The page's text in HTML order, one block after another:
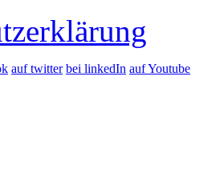
auf twitter bei linkedIn auf Youtube